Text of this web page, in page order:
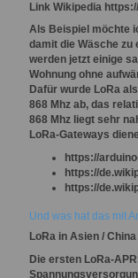
Link Wikipedia
Als Beispiel möchte
damit die Wäsche
werden jetzt einige
Wohnung ohne
Dafür wurde LoRa
868 Mhz ab, das
868 Mhz liegt sehr
LoRa-Gateways
https://
https://
https://
Und was hat das mit
LoRa in Asien /
Die ersten LoRa-